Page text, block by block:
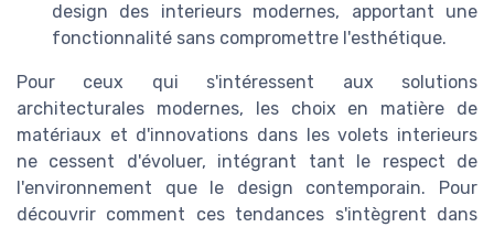
design des interieurs modernes, apportant une
fonctionnalité sans compromettre l'esthétique.
Pour ceux qui s'intéressent aux solutions
architecturales modernes, les choix en matière de
matériaux et d'innovations dans les volets interieurs
ne cessent d'évoluer, intégrant tant le respect de
l'environnement que le design contemporain. Pour
découvrir comment ces tendances s'intègrent dans